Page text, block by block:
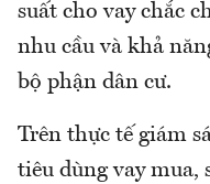
suất cho vay chắc
nhu cầu và khả
bộ phận dân cư.
Trên thực tế giám
tiêu dùng vay mua,